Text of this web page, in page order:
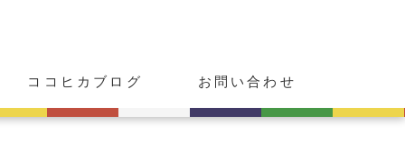
ココヒカブログ お問い合わせ